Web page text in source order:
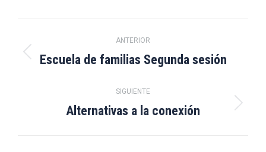
entre
publicaciones
ANTERIOR
Publicación
Escuela de familias Segunda sesión
SIGUIENTE
Publicación
Alternativas a la conexión